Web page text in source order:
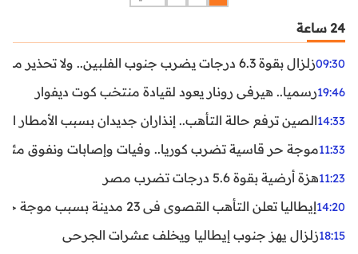
24 ساعة
09:30زلزال بقوة 6.3 درجات يضرب جنوب الفلبين.. ولا تحذير من تسونامي حتى الآن
19:46رسميا.. هيرفي رونار يعود لقيادة منتخب كوت ديفوار
14:33الصين ترفع حالة التأهب.. إنذاران جديدان بسبب الأمطار
11:33موجة حر قاسية تضرب كوريا.. وفيات وإصابات ونفوق مئات
11:23هزة أرضية بقوة 5.6 درجات تضرب مصر
14:20إيطاليا تعلن التأهب القصوى في 23 مدينة بسبب موجة حر شديدة
18:15زلزال يهز جنوب إيطاليا ويخلف عشرات الجرحى